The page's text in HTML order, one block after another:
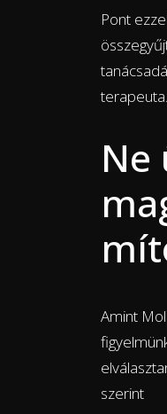
Pont
terapeuta.
Ne
Amint
szerint